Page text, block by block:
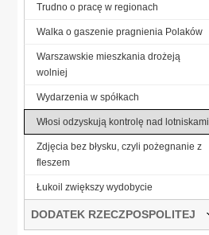
Trudno o pracę w regionach
Walka o gaszenie pragnienia Polaków
Warszawskie mieszkania drożeją
wolniej
Wydarzenia w spółkach
Włosi odzyskują kontrolę nad lotniskami
Zdjęcia bez błysku, czyli pożegnanie z
fleszem
Łukoil zwiększy wydobycie
DODATEK RZECZPOSPOLITEJ